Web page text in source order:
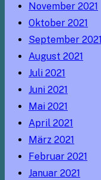
November 2021
Oktober 2021
September 2021
August 2021
Juli 2021
Juni 2021
Mai 2021
April 2021
März 2021
Februar 2021
Januar 2021